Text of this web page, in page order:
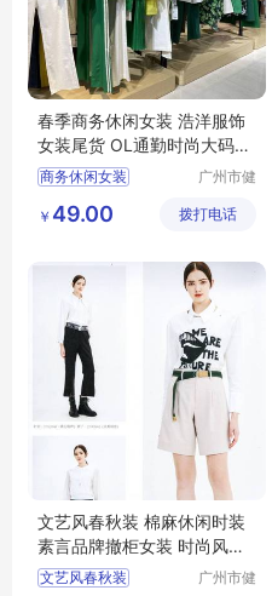
春季商务休闲女装 浩洋服饰
女装尾货 OL通勤时尚大码女
装货源供应
商务休闲女装
广州市健
限公司
￥ 49.00 拨打电话
文艺风春秋装 棉麻休闲时装
素言品牌撤柜女装 时尚风衣
连衣裙走份
文艺风春秋装
广州市健